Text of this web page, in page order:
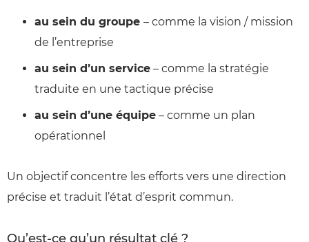
au sein du groupe – comme la vision / mission
de l’entreprise
au sein d’un service – comme la stratégie
traduite en une tactique précise
au sein d’une équipe – comme un plan
opérationnel
Un objectif concentre les efforts vers une direction
précise et traduit l’état d’esprit commun.
Qu’est-ce qu’un résultat clé ?